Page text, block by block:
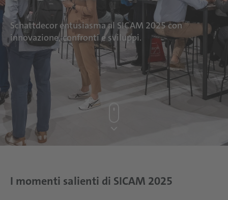
Schattdecor entusiasma al SICAM 2025 con
innovazione, confronti e sviluppi.
I momenti salienti di SICAM 2025